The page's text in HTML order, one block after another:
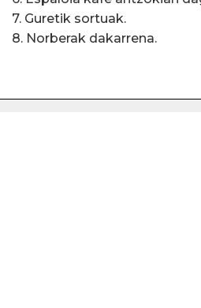
7. Guretik sortuak.
8. Norberak dakarrena.